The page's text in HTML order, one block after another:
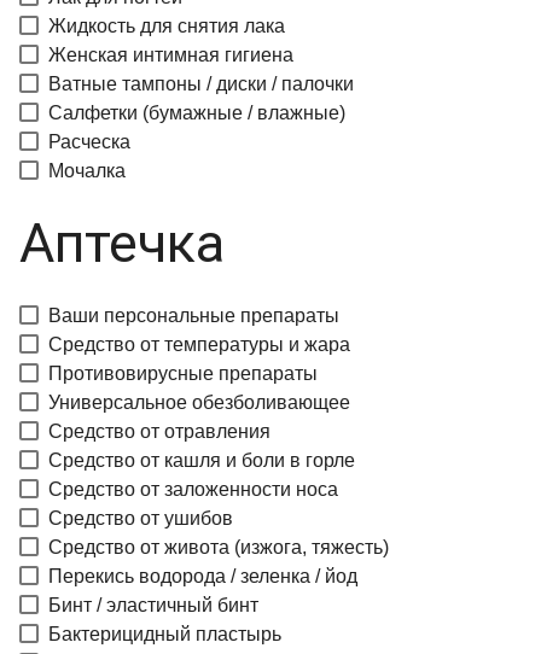
Жидкость для снятия лака
Женская интимная гигиена
Ватные тампоны / диски / палочки
Салфетки (бумажные / влажные)
Расческа
Мочалка
Аптечка
Ваши персональные препараты
Средство от температуры и жара
Противовирусные препараты
Универсальное обезболивающее
Средство от отравления
Средство от кашля и боли в горле
Средство от заложенности носа
Средство от ушибов
Средство от живота (изжога, тяжесть)
Перекись водорода / зеленка / йод
Бинт / эластичный бинт
Бактерицидный пластырь